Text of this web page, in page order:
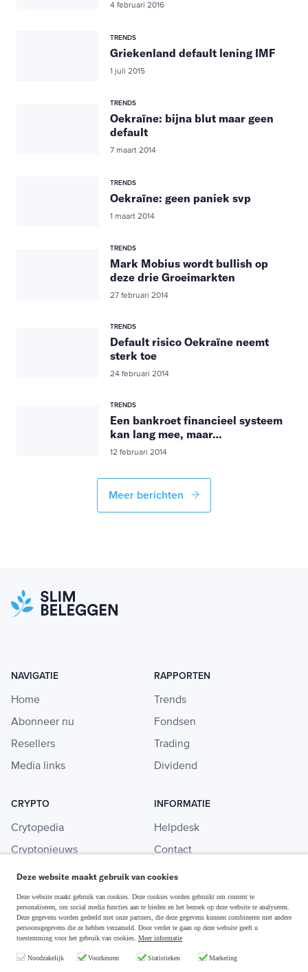
4 februari 2016
TRENDS
Griekenland default lening IMF
1 juli 2015
TRENDS
Oekraïne: bijna blut maar geen
default
7 maart 2014
TRENDS
Oekraïne: geen paniek svp
1 maart 2014
TRENDS
Mark Mobius wordt bullish op
deze drie Groeimarkten
27 februari 2014
TRENDS
Default risico Oekraïne neemt
sterk toe
24 februari 2014
TRENDS
Een bankroet financieel systeem
kan lang mee, maar…
12 februari 2014
Meer berichten
NAVIGATIE
Home
Abonneer nu
Resellers
Media links
RAPPORTEN
Trends
Fondsen
Trading
Dividend
CRYPTO
Crytopedia
Cryptonieuws
Crypto koopgids
Investeren in crypto
INFORMATIE
Helpdesk
Contact
Adverteren
Disclaimer & Privacy
Deze website maakt gebruik van cookies
Deze website maakt gebruik van cookies. Deze cookies worden gebruikt om content te
personaliseren, om social media functies aan te bieden en het bezoek op deze website te analyseren.
Deze gegevens worden gedeeld met onze partners, die deze gegevens kunnen combineren met andere
persoonsgegevens die ze hebben verzameld. Door verder te gaan op deze website geeft u
toestemming voor het gebruik van cookies. Meer informatie
Noodzakelijk Voorkeuren Statistieken Marketing